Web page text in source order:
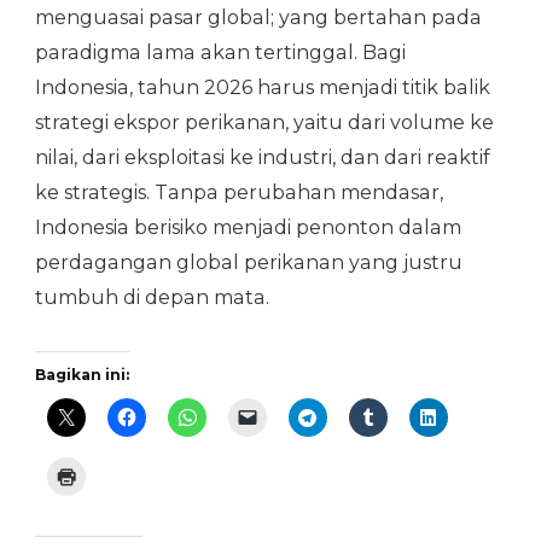
menguasai pasar global; yang bertahan pada
paradigma lama akan tertinggal. Bagi
Indonesia, tahun 2026 harus menjadi titik balik
strategi ekspor perikanan, yaitu dari volume ke
nilai, dari eksploitasi ke industri, dan dari reaktif
ke strategis. Tanpa perubahan mendasar,
Indonesia berisiko menjadi penonton dalam
perdagangan global perikanan yang justru
tumbuh di depan mata.
Bagikan ini: